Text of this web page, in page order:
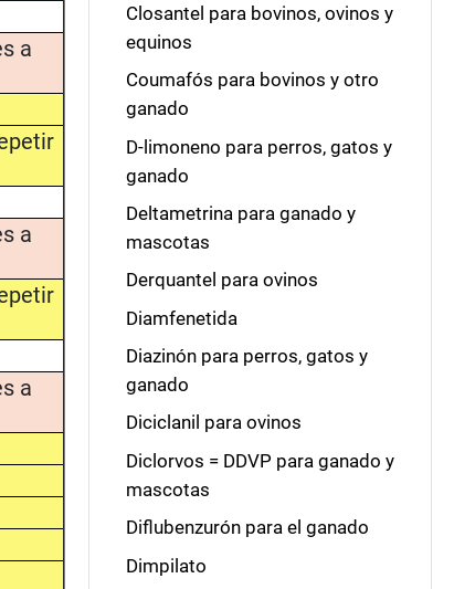
a
a
a
Closantel para bovinos, ovinos y
equinos
Coumafós para bovinos y otro
ganado
D-limoneno para perros, gatos y
ganado
Deltametrina para ganado y
mascotas
Derquantel para ovinos
Diamfenetida
Diazinón para perros, gatos y
ganado
Diciclanil para ovinos
Diclorvos = DDVP para ganado y
mascotas
Diflubenzurón para el ganado
Dimpilato